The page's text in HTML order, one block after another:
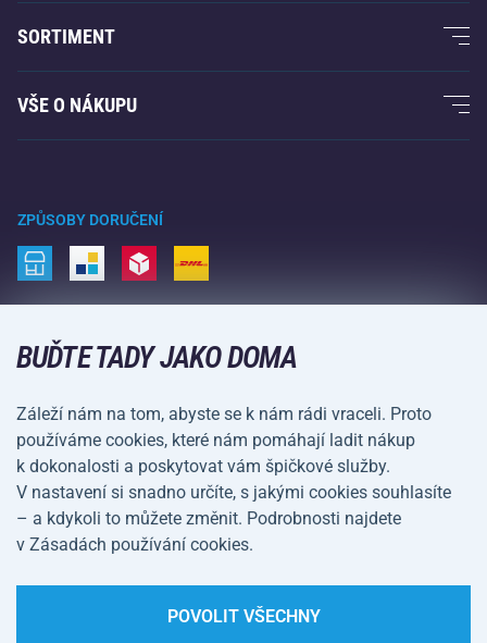
O nás
Acra garance
Kontakty
SORTIMENT
Fitness a posilování
Raketové sporty
Volný čas a zábava
Kemping a turistika
Bojové sporty
Kola a koloběžky
Vodní sporty
Sportovní oblečení a doplňky
VŠE O NÁKUPU
Vrácení a reklamace
Doprava a platba
ZPŮSOBY DORUČENÍ
Obchodní podmínky Ochrana osobních údajů
Nastavení cookies
BUĎTE TADY JAKO DOMA
Záleží nám na tom, abyste se k nám rádi vraceli. Proto
používáme cookies, které nám pomáhají ladit nákup
k dokonalosti a poskytovat vám špičkové služby.
V nastavení si snadno určíte, s jakými cookies souhlasíte
– a kdykoli to můžete změnit. Podrobnosti najdete
v Zásadách používání cookies.
POVOLIT VŠECHNY